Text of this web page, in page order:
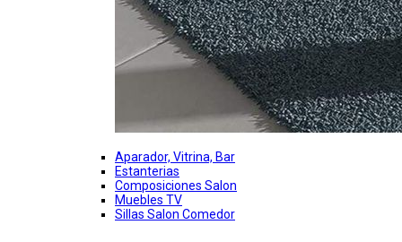
Aparador, Vitrina, Bar
Estanterias
Composiciones Salon
Muebles TV
Sillas Salon Comedor